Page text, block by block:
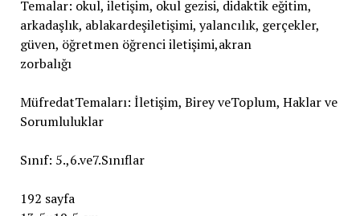
Temalar: okul, iletişim, okul gezisi, didaktik eğitim,
arkadaşlık, ablakardeşiletişimi, yalancılık, gerçekler,
güven, öğretmen öğrenci iletişimi,akran
zorbalığı
MüfredatTemaları: İletişim, Birey veToplum, Haklar ve
Sorumluluklar
Sınıf: 5.,6.ve7.Sınıflar
192 sayfa